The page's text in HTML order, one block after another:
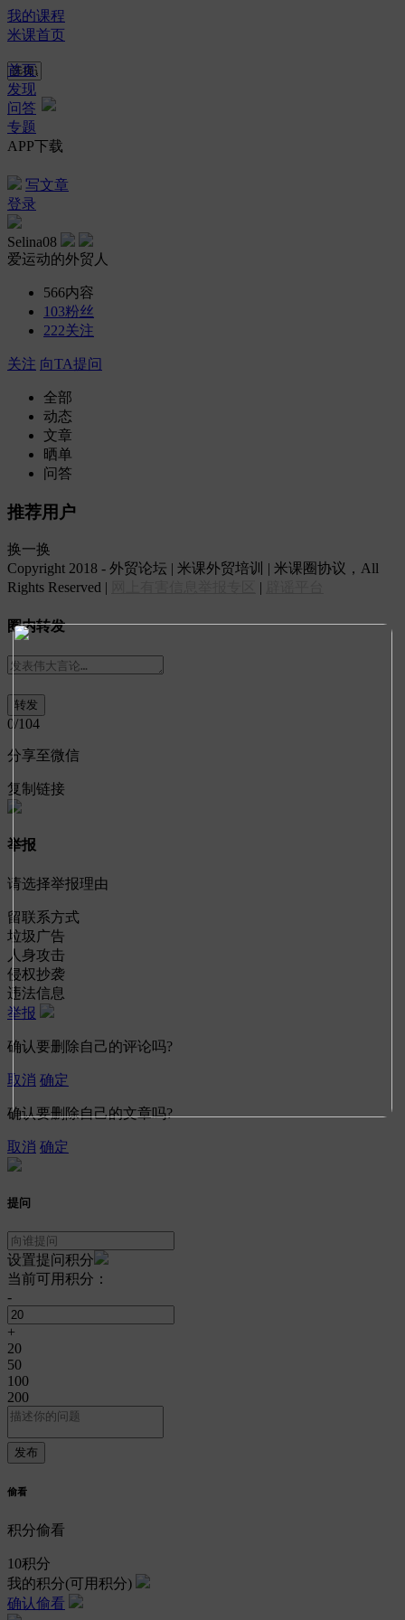
我的课程
米课首页
首页
发现
问答
专题
APP下载
写文章
登录
Selina08
爱运动的外贸人
566内容
103粉丝
222关注
关注 向TA提问
全部
动态
文章
晒单
问答
推荐用户
换一换
Copyright 2018 - 外贸论坛 | 米课外贸培训 | 米课圈协议，All
Rights Reserved |
|
圈内转发
0/104
分享至微信
复制链接
举报
请选择举报理由
留联系方式
垃圾广告
人身攻击
侵权抄袭
违法信息
举报
确认要删除自己的评论吗?
取消 确定
确认要删除自己的文章吗?
取消 确定
提问
设置提问积分
当前可用积分：
-
+
20
50
100
200
偷看
积分偷看
10积分
我的积分(可用积分)
确认偷看